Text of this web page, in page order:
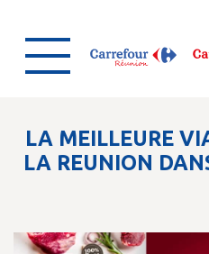
LA MEILLEURE
LA REUNION